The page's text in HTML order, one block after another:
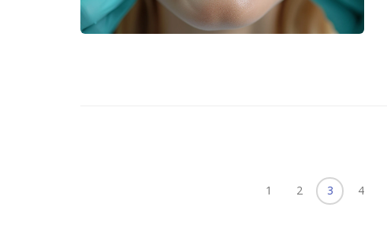
1 2 3 4